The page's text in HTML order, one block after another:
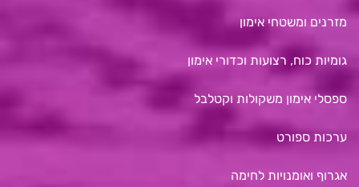
מזרנים ומשטחי אימון
גומיות כוח, רצועות וכדורי אימון
ספסלי אימון משקולות וקטלבל
ערכות ספורט
אגרוף ואומנויות לחימה